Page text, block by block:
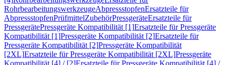
RohrbearbeitungswerkzeugeAbpressstopfenErsatzteile für
AbpressstopfenPrüfmittelZubehörPressgeräteErsatzteile für
PressgerätePressgeräte Kompatibilität [1]Ersatzteile für Pressgeräte
Kompatibilität [1]Pressgeräte Kompatibilität [2]Ersatzteile für
Pressgeräte Kompatibilität [2]Pressgeräte Kompatibilität
[2XL]Ersatzteile für Pressgeräte Kompatibilität [2XL]Pressgeräte
Kompatibilität [4] / [2]Ersatzteile für Pressgeräte Kompatibilität [4] /